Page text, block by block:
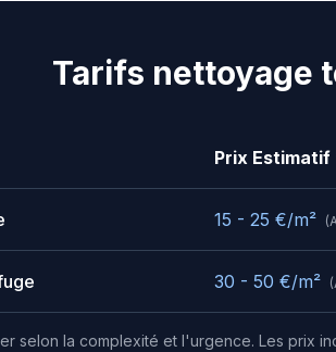
Tarifs nettoyage
Prix Estimatif
15 - 25 €/m²
30 - 50 €/m²
selon la complexité et l'urgence. Les prix